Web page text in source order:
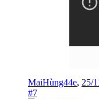
MaiHùng44e, 25/
#7